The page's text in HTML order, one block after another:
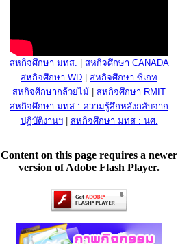
สหกิจศึกษา มทส.
สหกิจศึกษา CANADA
สหกิจศึกษา WD
สหกิจศึกษา ซีเกท
สหกิจศึกษากล้วยไม้
สหกิจศึกษา RMIT
สหกิจศึกษา มทส : ความรู้สึกหลังกลับจาก
ปฏิบัติงานฯ| สหกิจศึกษา มทส : นศ.
Content on this page requires a newer
version of Adobe Flash Player.